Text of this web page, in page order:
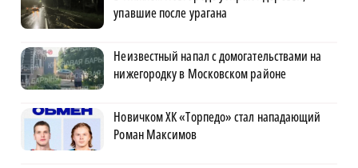
упавшие после урагана
Неизвестный напал с домогательствами на
нижегородку в Московском районе
Новичком ХК «Торпедо» стал нападающий
Роман Максимов